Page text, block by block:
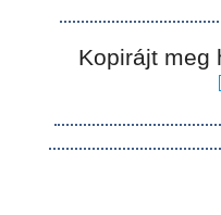
Kopirájt meg